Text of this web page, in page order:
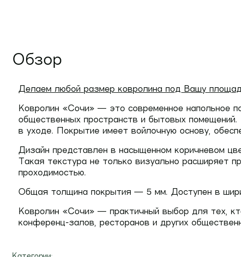
Обзор
Делаем любой размер ковролина под Вашу
Ковролин «Сочи» — это современное напольное
общественных пространств и бытовых помещений.
в уходе. Покрытие имеет войлочную основу ,
Дизайн представлен в насыщенном коричневом
Такая текстура не только визуально расширяет
проходимостью.
Общая толщина покрытия — 5 мм. Доступен в
Ковролин «Сочи» — практичный выбор для тех,
конференц-залов, ресторанов и других